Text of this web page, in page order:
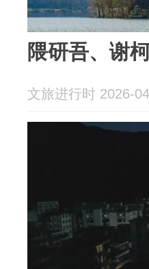
隈研吾、谢
文旅进行时 2026-